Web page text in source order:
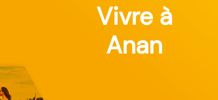
Vivre à
Anan